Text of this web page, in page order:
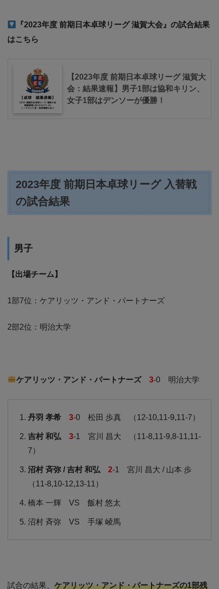
『2023年度 前期日本卓球リーグ 滋賀大会』の試合結果
はこちら
【2023年度 前期日本卓球リーグ 滋賀大
会：結果速報】男子1部は協和キリン、
女子1部はデンソーが優勝！
2023年度 前期日本卓球リーグ 入替戦
の試合結果
男子
【出場チーム】
1部7位：ケアリッツ・アンド・パートナーズ
2部2位：明治大学
ケアリッツ・アンド・パートナーズ3-0 明治大学
丹羽 孝希 3-0 松田 歩真 （12-10,11-9,11-7）
吉村 和弘 3-1 宮川 昌大 （11-8,11-9,8-11,11-
7）
沼村 斉弥 / 吉村 和弘 2-1 宮川 昌大 / 山本 歩
（11-8,10-12,13-11）
橋本 一輝 VS 飯村 悠太
沼村 斉弥 VS 手塚 崚馬
試合の結果、 ケアリッツ・アンド・パートナーズの1部残